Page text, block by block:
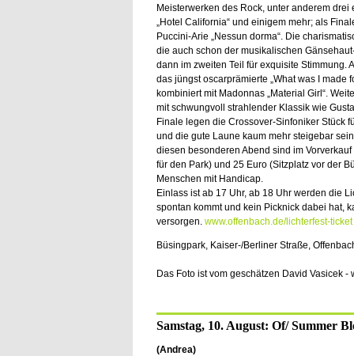
Meisterwerken des Rock, unter anderem
„Hotel California“ und einigem mehr; als
Puccini-Arie „Nessun dorma“. Die
die auch schon der musikalischen
dann im zweiten Teil für exquisite Stimmung.
das jüngst oscarprämierte „What was I made
kombiniert mit Madonnas „Material Girl“.
mit schwungvoll strahlender Klassik wie
Finale legen die Crossover-Sinfoniker Stück
und die gute Laune kaum mehr steigebar
diesen besonderen Abend sind im
für den Park) und 25 Euro (Sitzplatz vor der
Menschen mit Handicap.
Einlass ist ab 17 Uhr, ab 18 Uhr werden die
spontan kommt und kein Picknick dabei hat,
versorgen. www.offenbach.de/lichterfest-ticket
Büsingpark, Kaiser-/Berliner Straße,
Das Foto ist vom geschätzen David Vasicek
Samstag, 10. August: Of/ Summer
(Andrea)